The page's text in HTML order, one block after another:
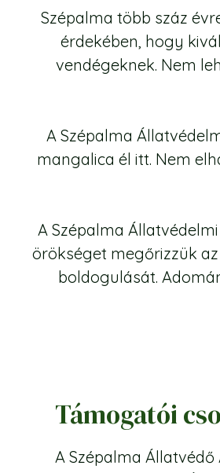
Szépalma több száz
érdekében, hogy
vendégeknek. Nem
A Szépalma
mangalica él itt. Nem
A Szépalma
örökséget megőrizzük
boldogulását.
Támogatói
A Szépalma